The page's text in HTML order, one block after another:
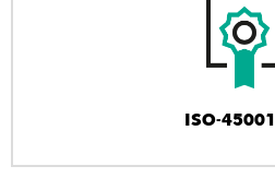
ISO-